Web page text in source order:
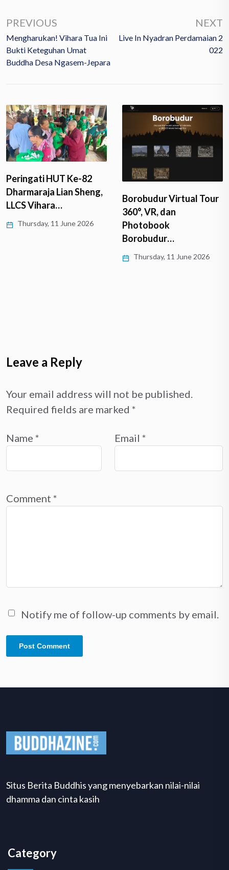
PREVIOUS
Mengharukan! Vihara Tua Ini
Bukti Keteguhan Umat
Buddha Desa Ngasem-Jepara
NEXT
Live In Nyadran Perdamaian 2
022
Peringati HUT Ke-82
Dharmaraja Lian Sheng,
LLCS Vihara…
Thursday, 11 June 2026
Borobudur Virtual Tour
360°, VR, dan
Photobook
Borobudur…
Thursday, 11 June 2026
Leave a Reply
Your email address will not be published.
Required fields are marked *
Name * Email *
Comment *
Notify me of follow-up comments by email.
Situs Berita Buddhis yang menyebarkan nilai-nilai
dhamma dan cinta kasih
Category